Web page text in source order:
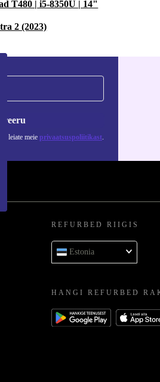
T480 | i5-8350U | 14"
2 (2023)
leiate meie privaatsuspoliitikast.
REFURBED RIIGIS
Estonia
HANGI REFURBED